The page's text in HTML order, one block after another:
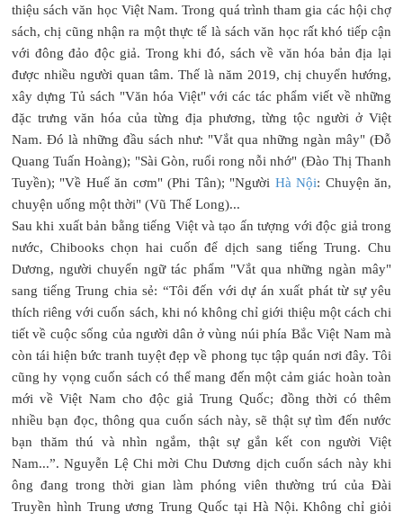
thiệu sách văn học Việt Nam. Trong quá trình tham gia các hội chợ
sách, chị cũng nhận ra một thực tế là sách văn học rất khó tiếp cận
với đông đảo độc giả. Trong khi đó, sách về văn hóa bản địa lại
được nhiều người quan tâm. Thế là năm 2019, chị chuyển hướng,
xây dựng Tủ sách "Văn hóa Việt" với các tác phẩm viết về những
đặc trưng văn hóa của từng địa phương, từng tộc người ở Việt
Nam. Đó là những đầu sách như: "Vắt qua những ngàn mây" (Đỗ
Quang Tuấn Hoàng); "Sài Gòn, ruổi rong nỗi nhớ" (Đào Thị Thanh
Tuyền); "Về Huế ăn cơm" (Phi Tân); "Người Hà Nội: Chuyện ăn,
chuyện uống một thời" (Vũ Thế Long)...
Sau khi xuất bản bằng tiếng Việt và tạo ấn tượng với độc giả trong
nước, Chibooks chọn hai cuốn để dịch sang tiếng Trung. Chu
Dương, người chuyển ngữ tác phẩm "Vắt qua những ngàn mây"
sang tiếng Trung chia sẻ: “Tôi đến với dự án xuất phát từ sự yêu
thích riêng với cuốn sách, khi nó không chỉ giới thiệu một cách chi
tiết về cuộc sống của người dân ở vùng núi phía Bắc Việt Nam mà
còn tái hiện bức tranh tuyệt đẹp về phong tục tập quán nơi đây. Tôi
cũng hy vọng cuốn sách có thể mang đến một cảm giác hoàn toàn
mới về Việt Nam cho độc giả Trung Quốc; đồng thời có thêm
nhiều bạn đọc, thông qua cuốn sách này, sẽ thật sự tìm đến nước
bạn thăm thú và nhìn ngắm, thật sự gắn kết con người Việt
Nam...”. Nguyễn Lệ Chi mời Chu Dương dịch cuốn sách này khi
ông đang trong thời gian làm phóng viên thường trú của Đài
Truyền hình Trung ương Trung Quốc tại Hà Nội. Không chỉ giỏi